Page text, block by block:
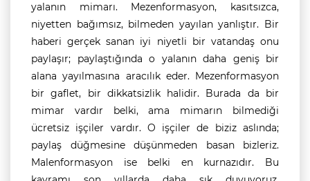
yalanın mimarı. Mezenformasyon, kasıtsızca,
niyetten bağımsız, bilmeden yayılan yanlıştır. Bir
haberi gerçek sanan iyi niyetli bir vatandaş onu
paylaşır; paylaştığında o yalanın daha geniş bir
alana yayılmasına aracılık eder. Mezenformasyon
bir gaflet, bir dikkatsizlik halidir. Burada da bir
mimar vardır belki, ama mimarın bilmediği
ücretsiz işçiler vardır. O işçiler de biziz aslında;
paylaş düğmesine düşünmeden basan bizleriz.
Malenformasyon ise belki en kurnazıdır. Bu